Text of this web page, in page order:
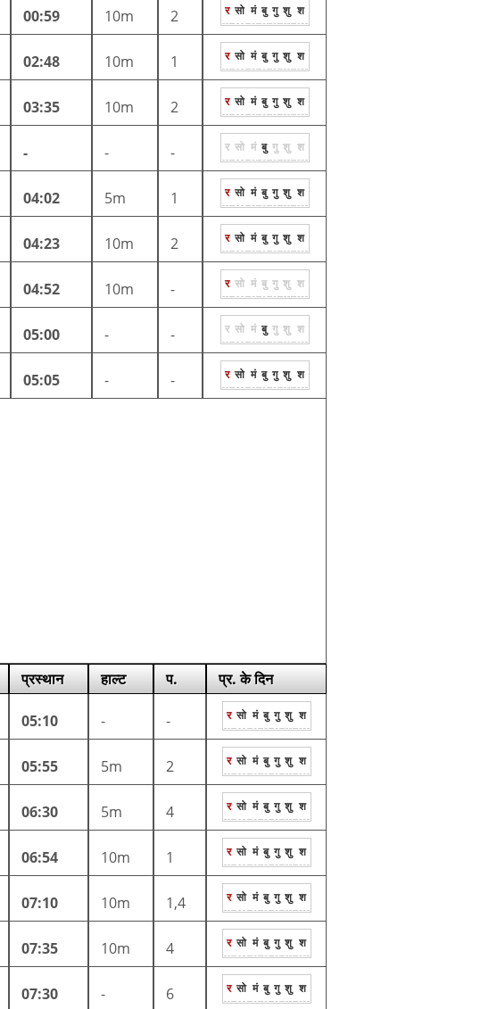
00:59 10m 2 र सो मं बु गु शु श
02:48 10m 1 र सो मं बु गु शु श
03:35 10m 2 र सो मं बु गु शु श
- - - र सो मं बु गु शु श
04:02 5m 1 र सो मं बु गु शु श
04:23 10m 2 र सो मं बु गु शु श
04:52 10m - र सो मं बु गु शु श
05:00 - - र सो मं बु गु शु श
05:05 - - र सो मं बु गु शु श
प्रस्थान हाल्ट प. प्र. के दिन
05:10 - - र सो मं बु गु शु श
05:55 5m 2 र सो मं बु गु शु श
06:30 5m 4 र सो मं बु गु शु श
06:54 10m 1 र सो मं बु गु शु श
07:10 10m 1,4 र सो मं बु गु शु श
07:35 10m 4 र सो मं बु गु शु श
07:30 - 6 र सो मं बु गु शु श